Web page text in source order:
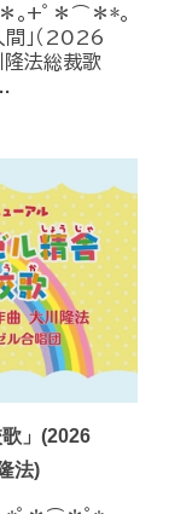
｡+ﾟ＊⌒＊*｡
間」（2026
法総裁歌
」(2026
法)